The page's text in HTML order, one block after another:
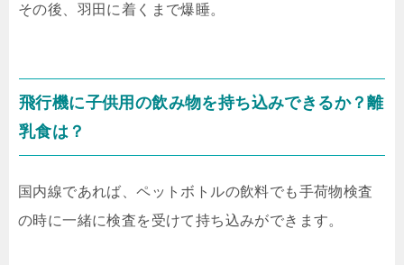
その後、羽田に着くまで爆睡。
飛行機に子供用の飲み物を持ち込みできるか？離
乳食は？
国内線であれば、ペットボトルの飲料でも手荷物検査
の時に一緒に検査を受けて持ち込みができます。